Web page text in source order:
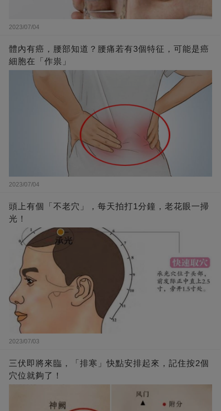
2023/07/04
體內有癌，腰部知道？腰痛若有3個特征，可能是癌
細胞在「作祟」
2023/07/04
頭上有個「不老穴」，每天拍打1分鐘，老花眼一掃
光！
2023/07/03
三伏即將來臨，「排寒」快點安排起來，記住按2個
穴位就夠了！